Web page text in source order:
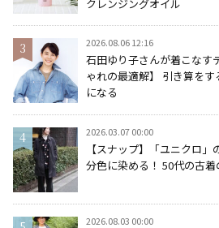
クレンジングオイル
2026.08.06 12:16
石田ゆり子さんが着こなす
ゃれの最適解】 引き算を
になる
2026.03.07 00:00
【スナップ】「ユニクロ
分色に染める！ 50代の古
2026.08.03 00:00